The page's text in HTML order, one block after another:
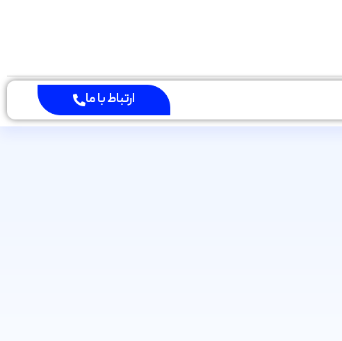
ارتباط با ما